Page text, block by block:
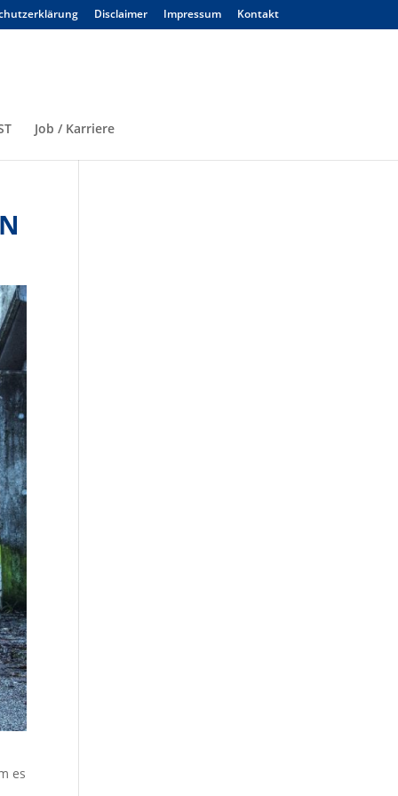
Disclaimer Impressum Kontakt
Job / Karriere
es